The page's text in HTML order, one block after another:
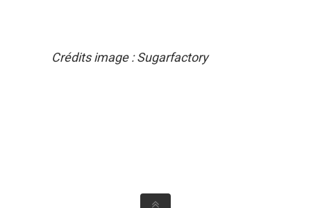
Crédits image : Sugarfactory